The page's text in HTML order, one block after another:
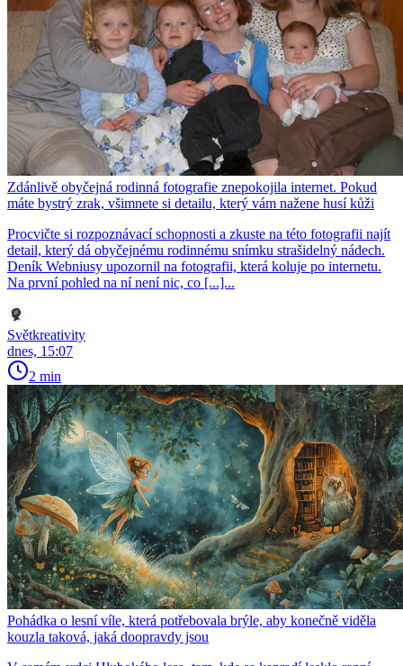
Zdánlivě obyčejná rodinná fotografie znepokojila internet. Pokud
máte bystrý zrak, všimnete si detailu, který vám nažene husí kůži
Procvičte si rozpoznávací schopnosti a zkuste na této fotografii najít
detail, který dá obyčejnému rodinnému snímku strašidelný nádech.
Deník Webniusy upozornil na fotografii, která koluje po internetu.
Na první pohled na ní není nic, co [...]...
Světkreativity
dnes, 15:07
2 min
Pohádka o lesní víle, která potřebovala brýle, aby konečně viděla
kouzla taková, jaká doopravdy jsou